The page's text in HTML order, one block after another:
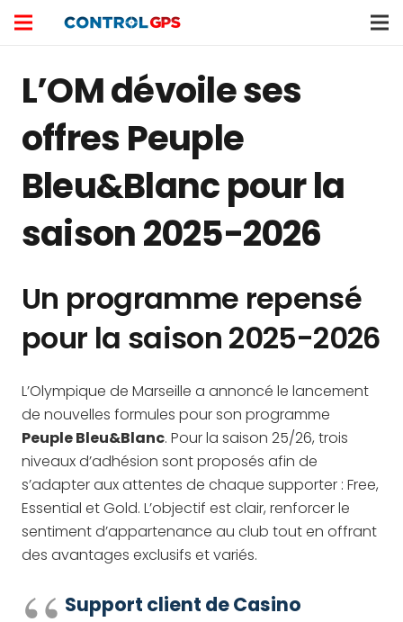
L’OM dévoile ses
offres Peuple
Bleu&Blanc pour la
saison 2025-2026
Un programme repensé
pour la saison 2025-2026
L’Olympique de Marseille a annoncé le lancement
de nouvelles formules pour son programme
Peuple Bleu&Blanc. Pour la saison 25/26, trois
niveaux d’adhésion sont proposés afin de
s’adapter aux attentes de chaque supporter : Free,
Essential et Gold. L’objectif est clair, renforcer le
sentiment d’appartenance au club tout en offrant
des avantages exclusifs et variés.
Support client de Casino